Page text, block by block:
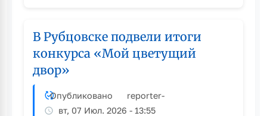
приглашает
предпринимателей
на
В Рубцовске подвели итоги
конкурса «Мой цветущий
двор»
Опубликовано reporter-
вт, 07 Июл. 2026 - 13:55